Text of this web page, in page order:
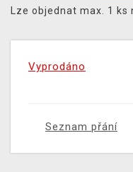
Lze objednat max. 1 ks
Vyprodáno
Seznam přání